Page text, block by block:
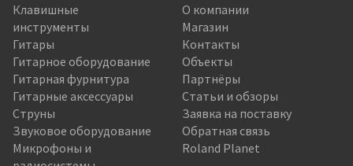
Клавишные
инструменты
Гитары
Гитарное оборудование
Гитарная фурнитура
Гитарные аксессуары
Струны
Звуковое оборудование
Микрофоны и
О компании
Магазин
Контакты
Объекты
Партнёры
Статьи и обзоры
Заявка на поставку
Обратная связь
Roland Planet